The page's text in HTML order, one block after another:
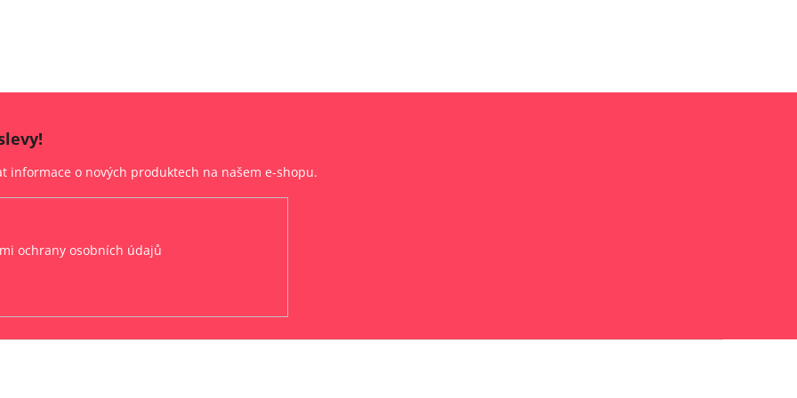
informace o nových produktech na našem e-shopu.
ochrany osobních údajů